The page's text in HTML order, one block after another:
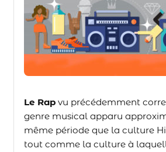
Le Rapvu précédemment
genre musical apparu
même période que la culture
tout comme la culture à